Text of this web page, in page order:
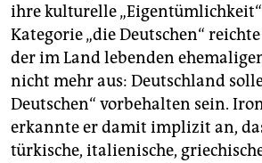
ihre kulturelle
Kategorie „die Deutschen“
der im Land lebenden
nicht mehr aus: Deutschland
Deutschen“ vorbehalten sein.
erkannte er damit implizit an,
türkische, italienische,